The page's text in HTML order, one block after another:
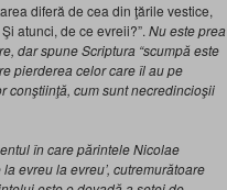
diferă de cea din ţările vestice,
atunci, de ce evreii?”. Nu este prea
dar spune Scriptura “scumpă este
pierderea celor care îl au pe
conştiinţă, cum sunt necredincioşii
în care părintele Nicolae
evreu la evreu’, cutremurătoare